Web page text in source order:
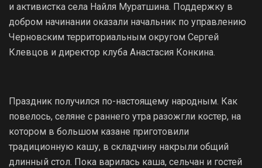
и активистка села Найля Муратшина. Поддержку в
добром начинании оказали начальник по управлению
Черновским территориальным округом Сергей
Клевцов и директор клуба Анастасия Конкина.
Праздник получился по-настоящему народным. Как
повелось, селяне с раннего утра разожгли костер, на
котором в большом казане приготовили
традиционную кашу, в складчину накрыли общий
длинный стол. Пока варилась каша, сельчан и гостей